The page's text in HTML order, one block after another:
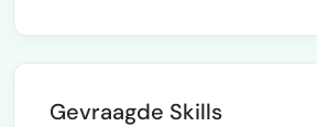
Gevraagde Skills